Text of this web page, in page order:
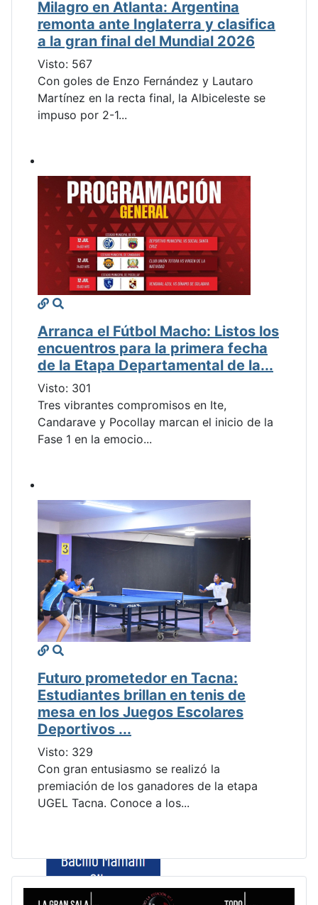
Milagro en Atlanta: Argentina
remonta ante Inglaterra y clasifica
a la gran final del Mundial 2026
Visto: 567
Con goles de Enzo Fernández y Lautaro
Martínez en la recta final, la Albiceleste se
impuso por 2-1...
Arranca el Fútbol Macho: Listos los
encuentros para la primera fecha
de la Etapa Departamental de la...
Visto: 301
Tres vibrantes compromisos en Ite,
Candarave y Pocollay marcan el inicio de la
Fase 1 en la emocio...
Futuro prometedor en Tacna:
Estudiantes brillan en tenis de
mesa en los Juegos Escolares
Deportivos ...
Visto: 329
Con gran entusiasmo se realizó la
premiación de los ganadores de la etapa
UGEL Tacna. Conoce a los...